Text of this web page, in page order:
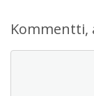
Kommentti,